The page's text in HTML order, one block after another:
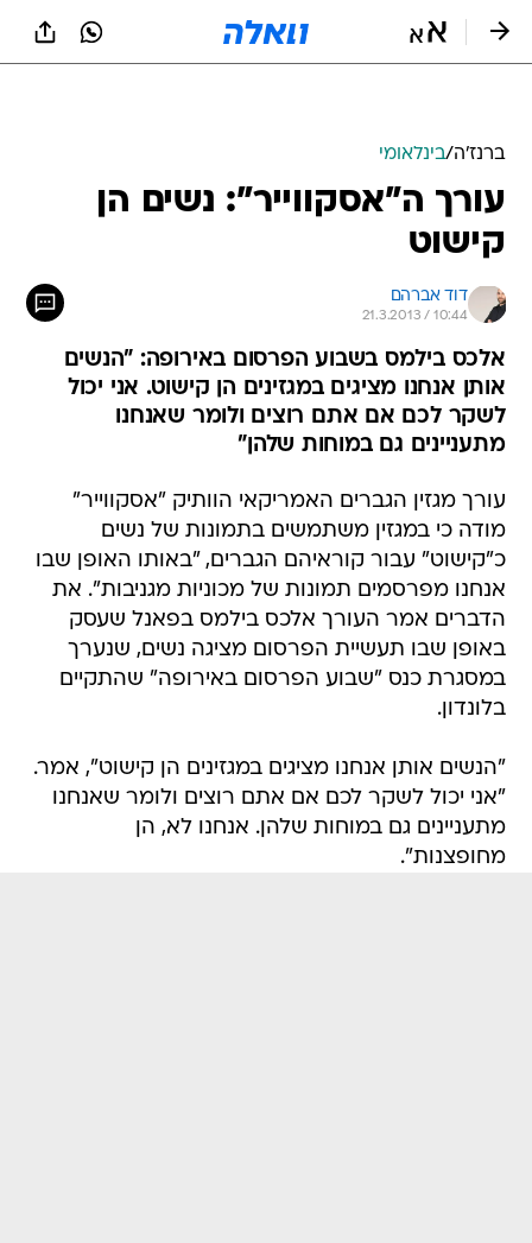
ברנז'ה/בינלאומי
עורך ה"אסקווייר": נשים הן
קישוט
דוד אברהם
21.3.2013 / 10:44
אלכס בילמס בשבוע הפרסום באירופה: "הנשים
אותן אנחנו מציגים במגזינים הן קישוט. אני יכול
לשקר לכם אם אתם רוצים ולומר שאנחנו
מתעניינים גם במוחות שלהן"
עורך מגזין הגברים האמריקאי הוותיק "אסקווייר"
מודה כי במגזין משתמשים בתמונות של נשים
כ"קישוט" עבור קוראיהם הגברים, "באותו האופן שבו
אנחנו מפרסמים תמונות של מכוניות מגניבות". את
הדברים אמר העורך אלכס בילמס בפאנל שעסק
באופן שבו תעשיית הפרסום מציגה נשים, שנערך
במסגרת כנס "שבוע הפרסום באירופה" שהתקיים
בלונדון.
"הנשים אותן אנחנו מציגים במגזינים הן קישוט", אמר.
"אני יכול לשקר לכם אם אתם רוצים ולומר שאנחנו
מתעניינים גם במוחות שלהן. אנחנו לא, הן
מחופצנות".